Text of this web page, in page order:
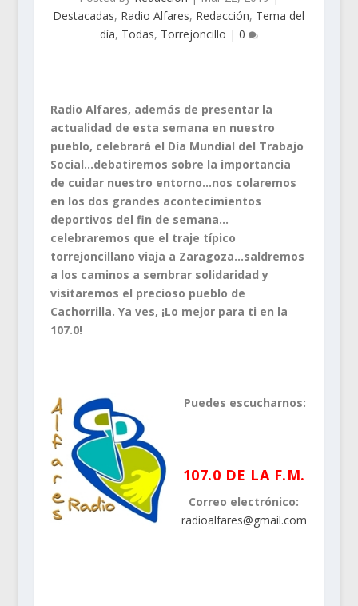
Destacadas, Radio Alfares, Redacción, Tema del
día, Todas, Torrejoncillo | 0
Radio Alfares, además de presentar la
actualidad de esta semana en nuestro
pueblo, celebrará el Día Mundial del Trabajo
Social…debatiremos sobre la importancia
de cuidar nuestro entorno…nos colaremos
en los dos grandes acontecimientos
deportivos del fin de semana…
celebraremos que el traje típico
torrejoncillano viaja a Zaragoza…saldremos
a los caminos a sembrar solidaridad y
visitaremos el precioso pueblo de
Cachorrilla. Ya ves, ¡Lo mejor para ti en la
107.0!
Puedes escucharnos:
107.0 DE LA F.M.
Correo electrónico:
radioalfares@gmail.com